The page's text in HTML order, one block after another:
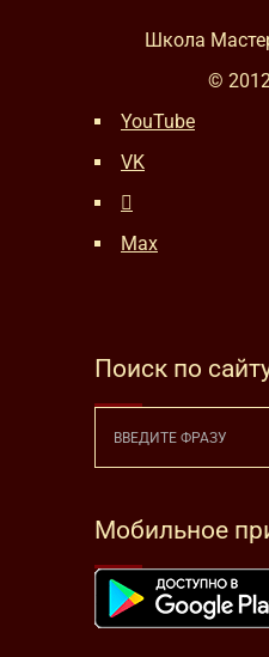
Школа
©
YouTube
VK
Max
Поиск по
Мобильное